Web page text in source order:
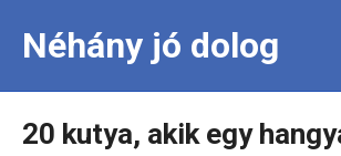
Néhány jó dolog
20 kutya, akik egy